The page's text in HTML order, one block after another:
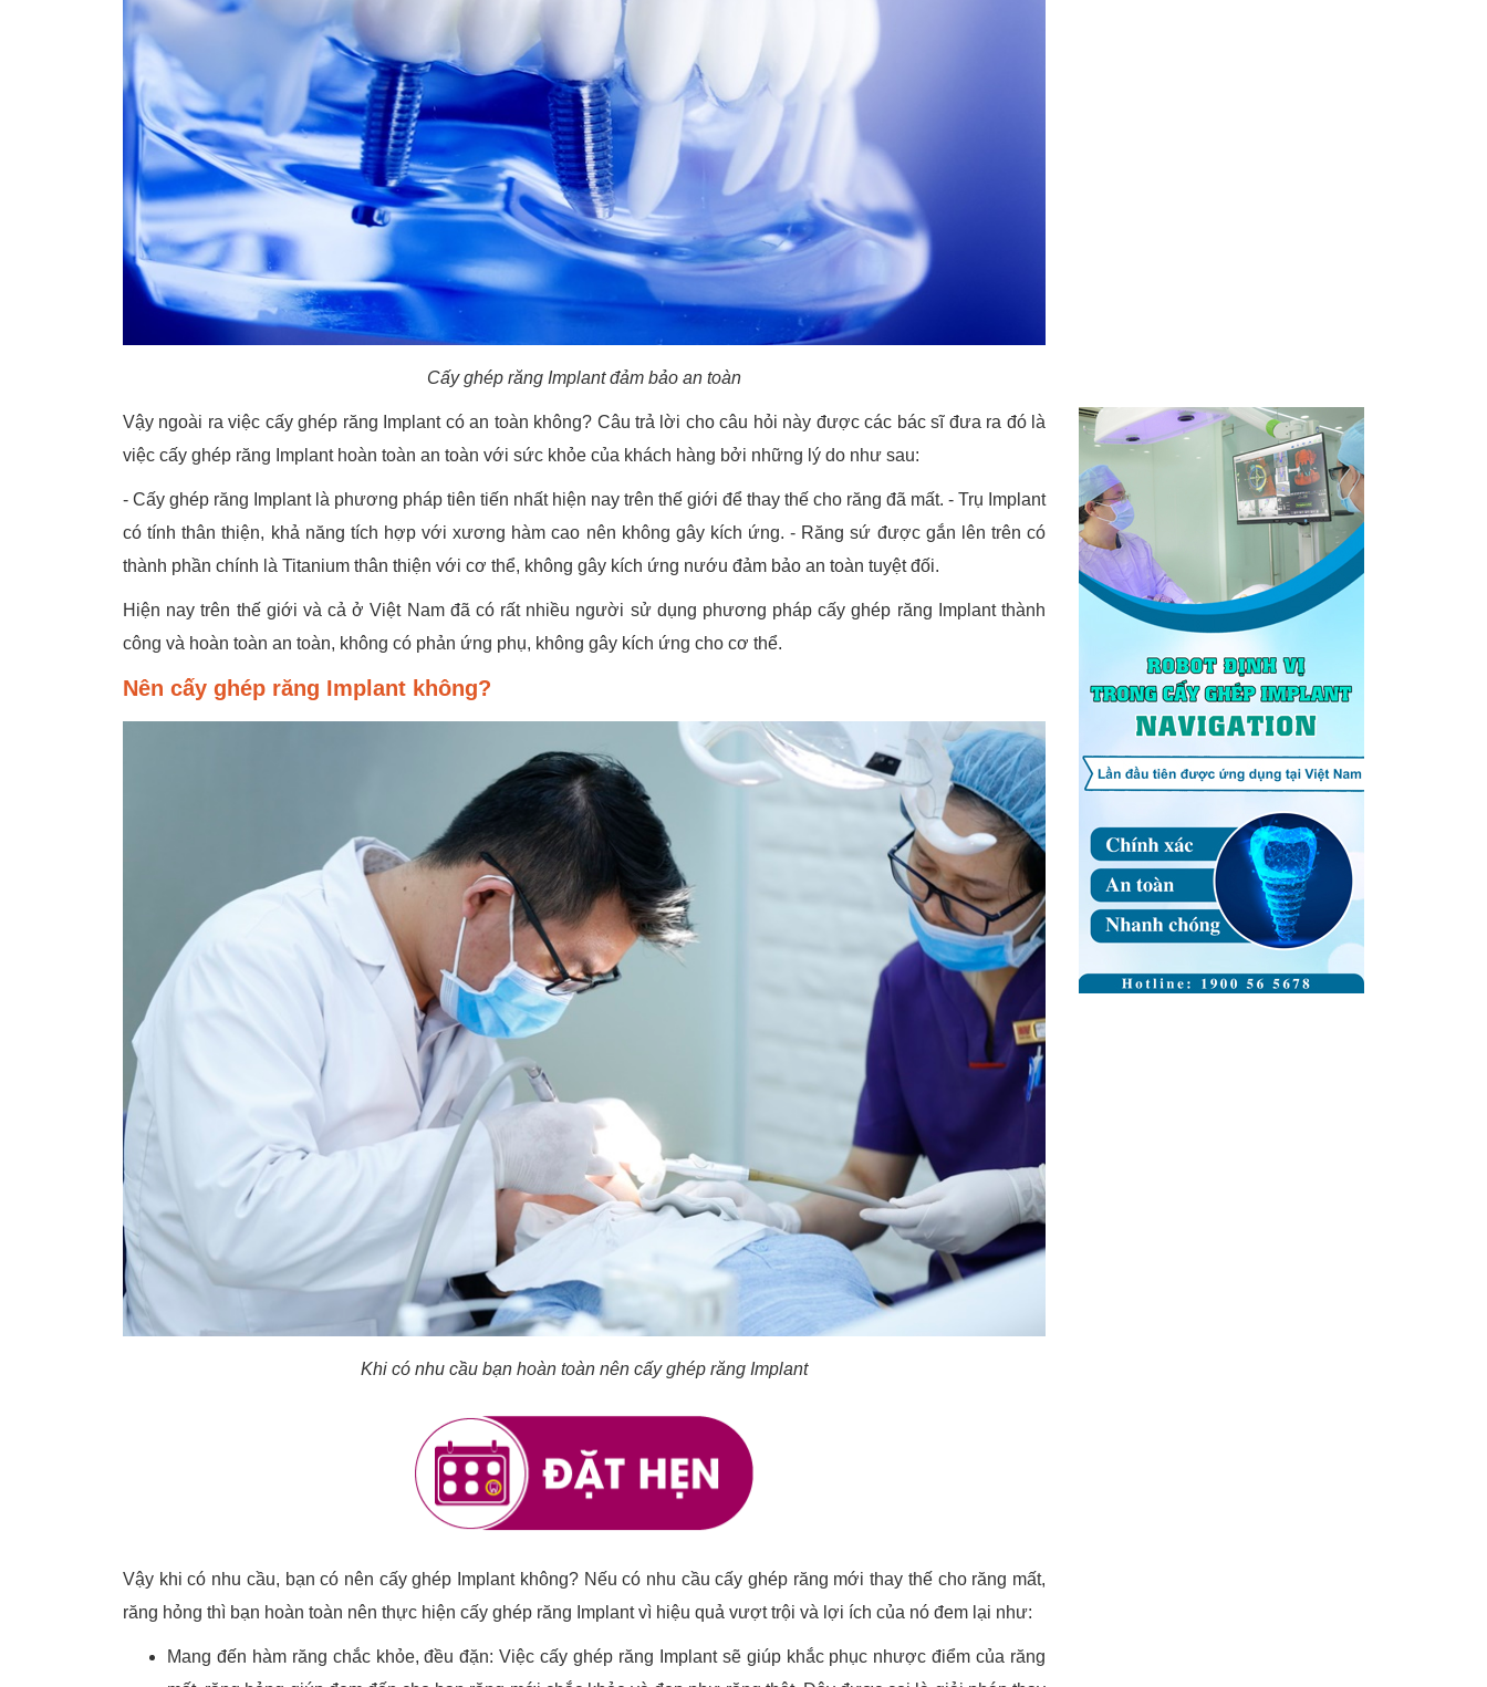
Cấy ghép răng Implant đảm bảo an toàn
Vậy ngoài ra việc cấy ghép răng Implant có an toàn không? Câu trả lời cho câu hỏi này được các bác sĩ đưa ra đó là
việc cấy ghép răng Implant hoàn toàn an toàn với sức khỏe của khách hàng bởi những lý do như sau:
- Cấy ghép răng Implant là phương pháp tiên tiến nhất hiện nay trên thế giới để thay thế cho răng đã mất. - Trụ Implant
có tính thân thiện, khả năng tích hợp với xương hàm cao nên không gây kích ứng. - Răng sứ được gắn lên trên có
thành phần chính là Titanium thân thiện với cơ thể, không gây kích ứng nướu đảm bảo an toàn tuyệt đối.
Hiện nay trên thế giới và cả ở Việt Nam đã có rất nhiều người sử dụng phương pháp cấy ghép răng Implant thành
công và hoàn toàn an toàn, không có phản ứng phụ, không gây kích ứng cho cơ thể.
Nên cấy ghép răng Implant không?
Khi có nhu cầu bạn hoàn toàn nên cấy ghép răng Implant
Vậy khi có nhu cầu, bạn có nên cấy ghép Implant không? Nếu có nhu cầu cấy ghép răng mới thay thế cho răng mất,
răng hỏng thì bạn hoàn toàn nên thực hiện cấy ghép răng Implant vì hiệu quả vượt trội và lợi ích của nó đem lại như:
Mang đến hàm răng chắc khỏe, đều đặn: Việc cấy ghép răng Implant sẽ giúp khắc phục nhược điểm của răng